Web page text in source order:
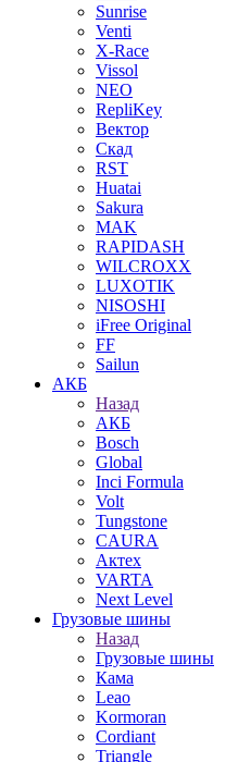
Sunrise
Venti
X-Race
Vissol
NEO
RepliKey
Вектор
Скад
RST
Huatai
Sakura
MAK
RAPIDASH
WILCROXX
LUXOTIK
NISOSHI
iFree Original
FF
Sailun
АКБ
Назад
АКБ
Bosch
Global
Inci Formula
Volt
Tungstone
CAURA
Актех
VARTA
Next Level
Грузовые шины
Назад
Грузовые шины
Кама
Leao
Kormoran
Cordiant
Triangle